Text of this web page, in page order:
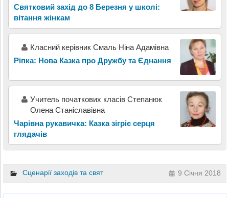
Святковий захід до 8 Березня у школі:
вітання жінкам
Класний керівник Смаль Ніна Адамівна
Ріпка: Нова Казка про Дружбу та Єднання
Учитель початкових класів Степанюк
Олена Станіславівна
Чарівна рукавичка: Казка зігріє серця
глядачів
Сценарії заходів та свят 9 Січня 2018